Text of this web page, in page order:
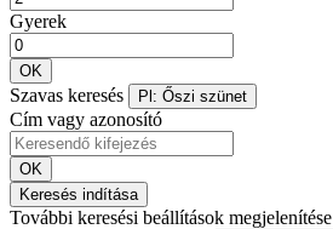
Gyerek
OK
Szavas keresés Pl: Őszi szünet
Cím vagy azonosító
OK
Keresés indítása
További keresési beállítások megjelenítése